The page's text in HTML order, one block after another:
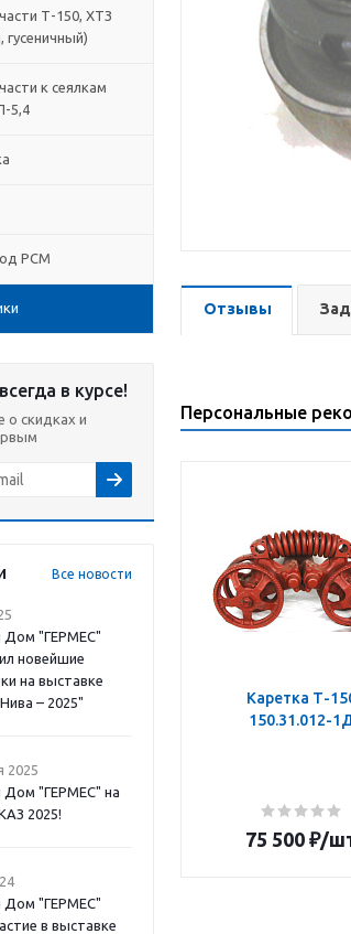
Т-150, ХТЗ
гусеничный)
к сеялкам
5,4
РСМ
в курсе!
о скидках и
Все новости
Дом "ГЕРМЕС"
новейшие
на выставке
– 2025"
2025
Дом "ГЕРМЕС" на
2025!
Дом "ГЕРМЕС"
в выставке
Отзывы
Персональные
Каретка Т-
150.31.012-
75 500 ₽/